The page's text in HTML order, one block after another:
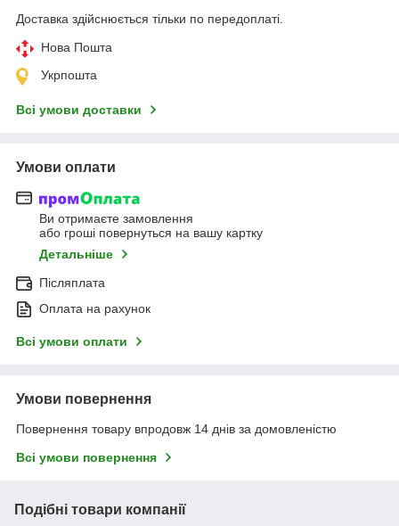
Доставка здійснюється тільки по передоплаті.
Нова Пошта
Укрпошта
Всі умови доставки
Умови оплати
Ви отримаєте замовлення
або гроші повернуться на вашу картку
Детальніше
Післяплата
Оплата на рахунок
Всі умови оплати
Умови повернення
Повернення товару впродовж 14 днів за домовленістю
Всі умови повернення
Подібні товари компанії